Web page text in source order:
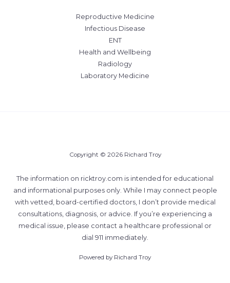
Reproductive Medicine
Infectious Disease
ENT
Health and Wellbeing
Radiology
Laboratory Medicine
Copyright © 2026 Richard Troy
The information on ricktroy.com is intended for educational
and informational purposes only. While I may connect people
with vetted, board-certified doctors, I don’t provide medical
consultations, diagnosis, or advice. If you’re experiencing a
medical issue, please contact a healthcare professional or
dial 911 immediately.
Powered by Richard Troy